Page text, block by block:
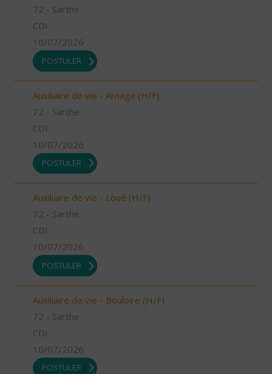
72 - Sarthe
CDI
10/07/2026
POSTULER
Auxiliaire de vie - Arnage (H/F)
72 - Sarthe
CDI
10/07/2026
POSTULER
Auxiliaire de vie - Loué (H/F)
72 - Sarthe
CDI
10/07/2026
POSTULER
Auxiliaire de vie - Bouloire (H/F)
72 - Sarthe
CDI
10/07/2026
POSTULER